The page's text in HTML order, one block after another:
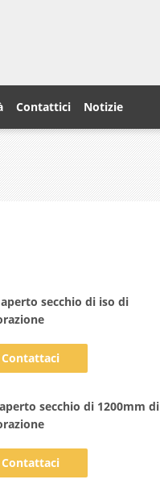
Contattici Notizie
secchio di iso di
Contattaci
secchio di 1200mm di
Contattaci